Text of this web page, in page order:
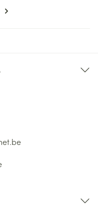
momenteel pagina